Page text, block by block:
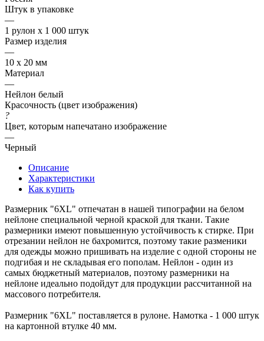
Штук в упаковке
—
1 рулон х 1 000 штук
Размер изделия
—
10 х 20 мм
Материал
—
Нейлон белый
Красочность (цвет изображения)
?
Цвет, которым напечатано изображение
—
Черный
Описание
Характеристики
Как купить
Размерник "6XL" отпечатан в нашей типографии на белом
нейлоне специальной черной краской для ткани. Такие
размерники имеют повышенную устойчивость к стирке. При
отрезании нейлон не бахромится, поэтому такие разменики
для одежды можно пришивать на изделие с одной стороны не
подгибая и не складывая его пополам. Нейлон - один из
самых бюджетный материалов, поэтому размерники на
нейлоне идеально подойдут для продукции рассчитанной на
массового потребителя.
Размерник "6XL" поставляется в рулоне. Намотка - 1 000 штук
на картонной втулке 40 мм.